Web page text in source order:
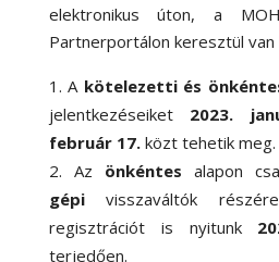
elektronikus úton, a
Partnerportálon keresztül
A kötelezetti és
jelentkezéseiket 2023.
február 17.közt tehetik meg.
Az önkéntes alapon
gépivisszaváltók
regisztrációt is nyitunk
terjedően.